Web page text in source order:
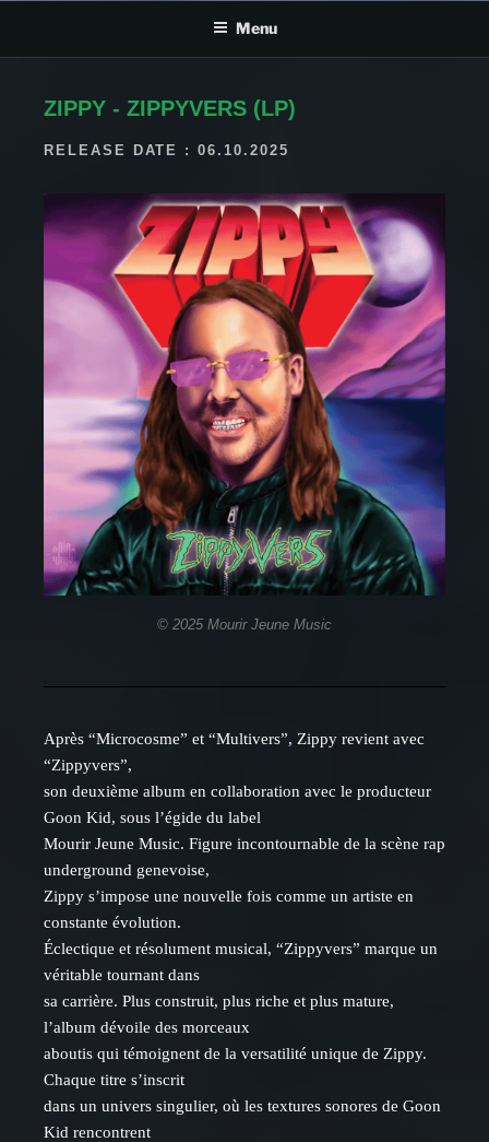
Menu
ZIPPY - ZIPPYVERS (LP)
RELEASE DATE : 06.10.2025
© 2025 Mourir Jeune Music
Après “Microcosme” et “Multivers”, Zippy revient avec
“Zippyvers”,
son deuxième album en collaboration avec le producteur
Goon Kid, sous l’égide du label
Mourir Jeune Music. Figure incontournable de la scène rap
underground genevoise,
Zippy s’impose une nouvelle fois comme un artiste en
constante évolution.
Éclectique et résolument musical, “Zippyvers” marque un
véritable tournant dans
sa carrière. Plus construit, plus riche et plus mature,
l’album dévoile des morceaux
aboutis qui témoignent de la versatilité unique de Zippy.
Chaque titre s’inscrit
dans un univers singulier, où les textures sonores de Goon
Kid rencontrent